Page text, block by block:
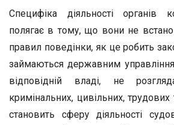
Специфіка діяльності органів
полягає в тому, що вони не
правил поведінки, як це робить
займаються державним
відповідній владі, не
кримінальних, цивільних,
становить сферу діяльності